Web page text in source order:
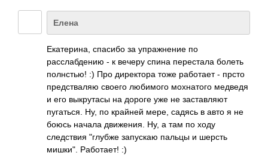
Елена
Екатерина, спасибо за упражнение по
расслабдению - к вечеру спина перестала болеть
полнстью! :) Про директора тоже работает - прсто
предстваляю своего любимого мохнатого медведя
и его выкрутасы на дороге уже не заставляют
пугаться. Ну, по крайней мере, садясь в авто я не
боюсь начала движения. Ну, а там по ходу
следствия "глубже запускаю пальцы и шерсть
мишки". Работает! :)